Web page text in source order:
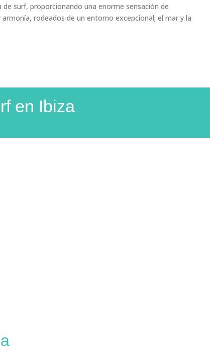
de surf, proporcionando una enorme sensación de
armonía, rodeados de un entorno excepcional; el mar y la
en Ibiza